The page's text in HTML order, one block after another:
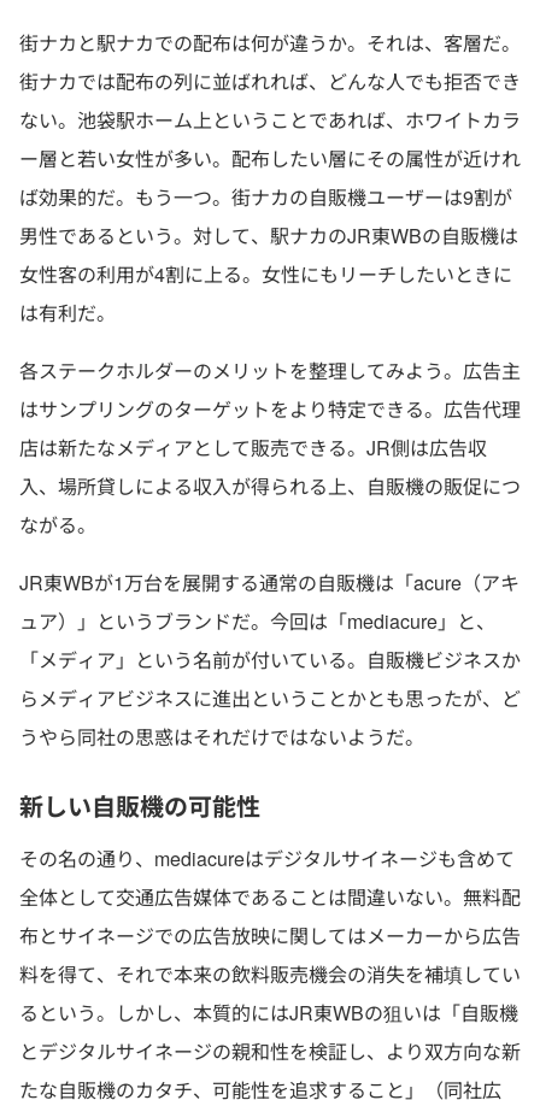
街ナカと駅ナカでの配布は何が違うか。それは、客層だ。
街ナカでは配布の列に並ばれれば、どんな人でも拒否でき
ない。池袋駅ホーム上ということであれば、ホワイトカラ
ー層と若い女性が多い。配布したい層にその属性が近けれ
ば効果的だ。もう一つ。街ナカの自販機ユーザーは9割が
男性であるという。対して、駅ナカのJR東WBの自販機は
女性客の利用が4割に上る。女性にもリーチしたいときに
は有利だ。
各ステークホルダーのメリットを整理してみよう。広告主
はサンプリングのターゲットをより特定できる。広告代理
店は新たなメディアとして販売できる。JR側は広告収
入、場所貸しによる収入が得られる上、自販機の販促につ
ながる。
JR東WBが1万台を展開する通常の自販機は「acure（アキ
ュア）」というブランドだ。今回は「mediacure」と、
「メディア」という名前が付いている。自販機ビジネスか
らメディアビジネスに進出ということかとも思ったが、ど
うやら同社の思惑はそれだけではないようだ。
新しい自販機の可能性
その名の通り、mediacureはデジタルサイネージも含めて
全体として交通広告媒体であることは間違いない。無料配
布とサイネージでの広告放映に関してはメーカーから広告
料を得て、それで本来の飲料販売機会の消失を補填してい
るという。しかし、本質的にはJR東WBの狙いは「自販機
とデジタルサイネージの親和性を検証し、より双方向な新
たな自販機のカタチ、可能性を追求すること」（同社広